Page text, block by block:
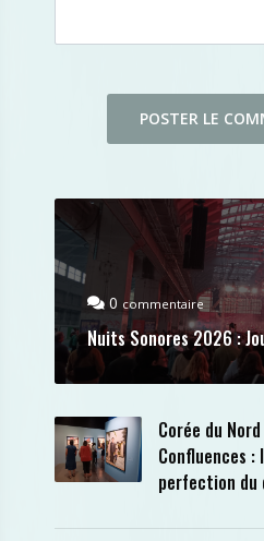
0 commentaire
Nuits Sonores 2026 :
Corée du
Confluences
perfection du